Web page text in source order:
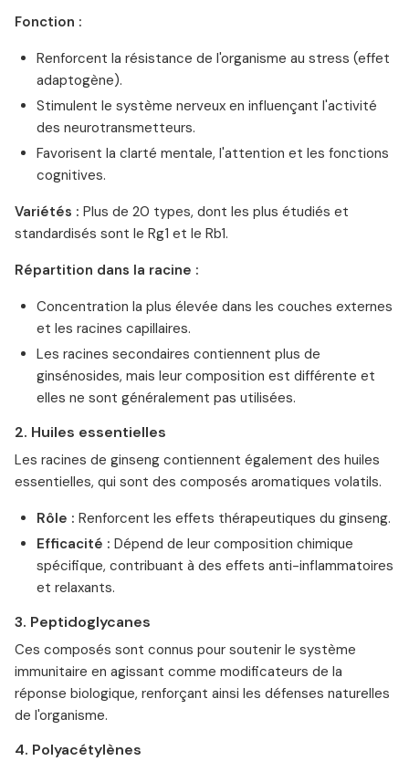
Fonction :
Renforcent la résistance de l'organisme au stress (effet
adaptogène).
Stimulent le système nerveux en influençant l'activité
des neurotransmetteurs.
Favorisent la clarté mentale, l'attention et les fonctions
cognitives.
Variétés : Plus de 20 types, dont les plus étudiés et
standardisés sont le Rg1 et le Rb1.
Répartition dans la racine :
Concentration la plus élevée dans les couches externes
et les racines capillaires.
Les racines secondaires contiennent plus de
ginsénosides, mais leur composition est différente et
elles ne sont généralement pas utilisées.
2. Huiles essentielles
Les racines de ginseng contiennent également des huiles
essentielles, qui sont des composés aromatiques volatils.
Rôle : Renforcent les effets thérapeutiques du ginseng.
Efficacité : Dépend de leur composition chimique
spécifique, contribuant à des effets anti-inflammatoires
et relaxants.
3. Peptidoglycanes
Ces composés sont connus pour soutenir le système
immunitaire en agissant comme modificateurs de la
réponse biologique, renforçant ainsi les défenses naturelles
de l'organisme.
4. Polyacétylènes